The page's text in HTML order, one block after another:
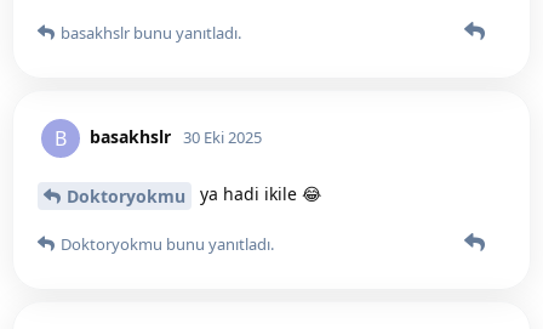
basakhslr bunu yanıtladı.
B basakhslr 30 Eki 2025
Doktoryokmu ya hadi ikile 😂
Doktoryokmu bunu yanıtladı.